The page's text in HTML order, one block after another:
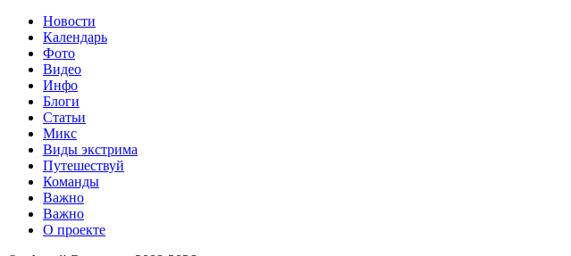
Новости
Календарь
Фото
Видео
Инфо
Блоги
Статьи
Микс
Виды экстрима
Путешествуй
Команды
Важно
Важно
О проекте